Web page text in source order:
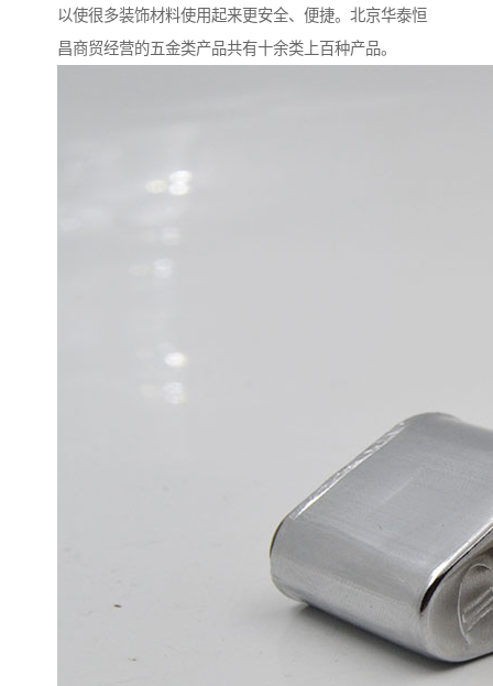
以使很多装饰材料使用起来更安全、便捷。北京华泰恒
昌商贸经营的五金类产品共有十余类上百种产品。